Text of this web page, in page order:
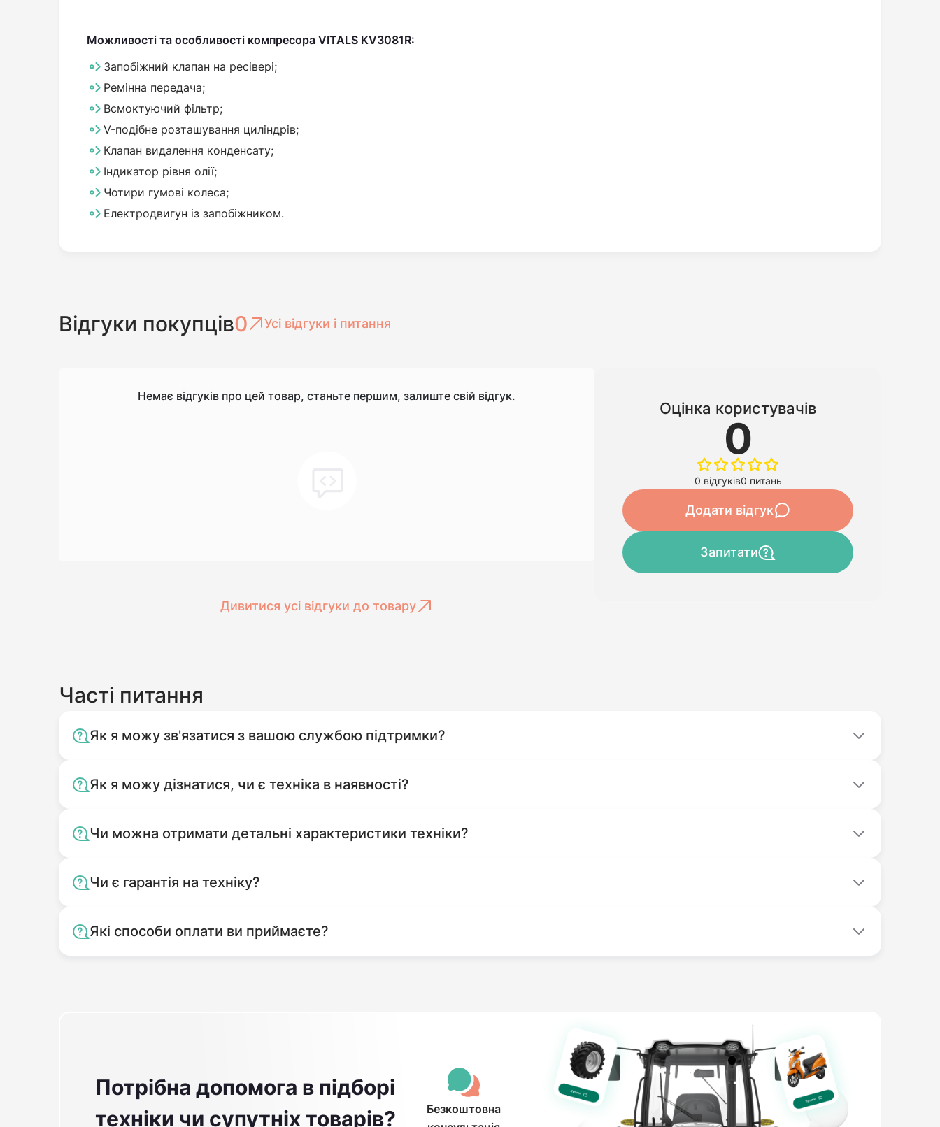
Можливості та особливості компресора VITALS KV3081R:
Запобіжний клапан на ресівері;
Ремінна передача;
Всмоктуючий фільтр;
V-подібне розташування циліндрів;
Клапан видалення конденсату;
Індикатор рівня олії;
Чотири гумові колеса;
Електродвигун із запобіжником.
Відгуки покупців0 Усі відгуки і питання
Немає відгуків про цей товар, станьте першим, залиште свій відгук.
Дивитися усі відгуки до товару
Оцінка користувачів
0
0 відгуків0 питань
Додати відгук
Запитати
Часті питання
Як я можу зв'язатися з вашою службою підтримки?
Як я можу дізнатися, чи є техніка в наявності?
Чи можна отримати детальні характеристики техніки?
Чи є гарантія на техніку?
Які способи оплати ви приймаєте?
Потрібна допомога в підборі
техніки чи супутніх товарів?
Безкоштовна